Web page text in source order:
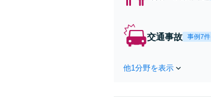
交通事故 事例7件
他1分野を表示